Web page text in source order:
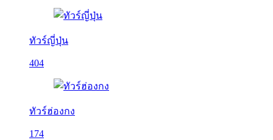
ทัวร์ญี่ปุ่น
404
ทัวร์ฮ่องกง
174